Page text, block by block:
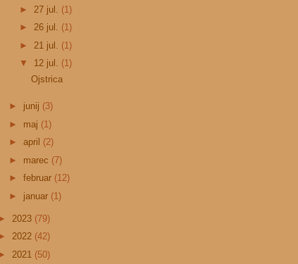
► 27 jul. (1)
►26 jul. (1)
► 21 jul. (1)
▼ 12 jul. (1)
Ojstrica
► junij (3)
► maj (1)
► april (2)
► marec (7)
► februar (12)
► januar (1)
2023 (79)
2022 (42)
2021 (50)